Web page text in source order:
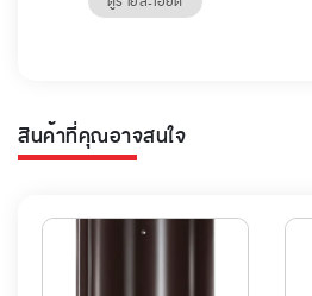
สินค้าที่คุณอาจสนใจ